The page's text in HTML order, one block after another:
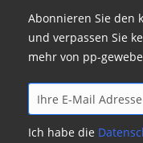
Abonnieren Sie den
und verpassen Sie
mehr von pp-
Ich habe die